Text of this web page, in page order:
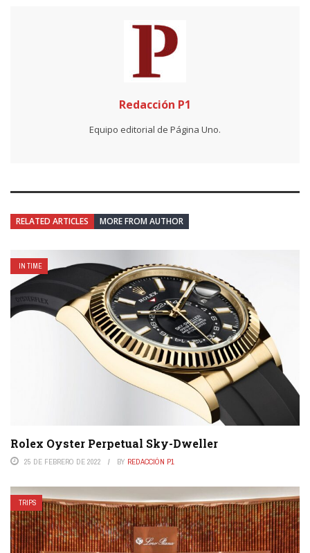
Redacción P1
Equipo editorial de Página Uno.
RELATED ARTICLES MORE FROM AUTHOR
IN TIME
Rolex Oyster Perpetual Sky-Dweller
25 DE FEBRERO DE 2022 BY REDACCIÓN P1
TRIPS